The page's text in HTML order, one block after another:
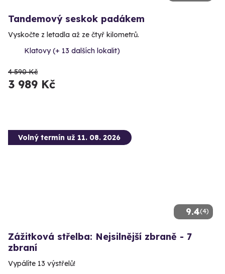
Tandemový seskok padákem
Vyskočte z letadla až ze čtyř kilometrů.
Klatovy (+ 13 dalších lokalit)
4 590 Kč
3 989 Kč
9.4(4)
Volný termín už 11. 08. 2026
Zážitková střelba: Nejsilnější zbraně - 7
zbraní
Vypálíte 13 výstřelů!